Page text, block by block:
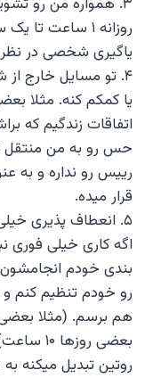
روزانه ۱ ساعت
یاگیری شخصی در نظر
۴. تو مسایل خارج
یا کمکم کنه. مثلا
اتفاقات زندگیم که
حس رو به من
رییس رو نداره و به
قرار میده.
۵. انعطاف پذیری
اگه کاری خیلی فوری
بندی خودم
رو خودم تنظیم کنم و
بعضی
روتین تبدیل میکنه